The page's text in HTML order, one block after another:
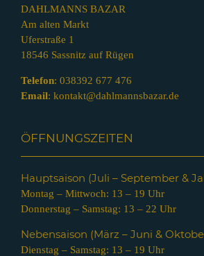
DAHLMANNS BAZAR
Am alten Markt
Uferstraße 1
18546 Sassnitz auf Rügen
Telefon: 038392 677 476
Email: kontakt@dahlmannsbazar.de
ÖFFNUNGSZEITEN
Hauptsaison (Juli – September &
Montag – Mittwoch: 13 – 19 Uhr
Donnerstag – Samstag: 13 – 22 Uhr
Nebensaison (März – Juni &
Dienstag – Samstag: 13 – 19 Uhr